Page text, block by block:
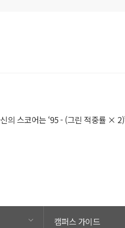
캠퍼스 가이드